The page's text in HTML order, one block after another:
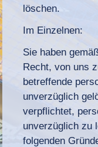
löschen.
Im Einzelnen:
Sie haben
Recht, von uns
betreffende
unverzüglich
verpflichtet,
unverzüglich zu
folgenden